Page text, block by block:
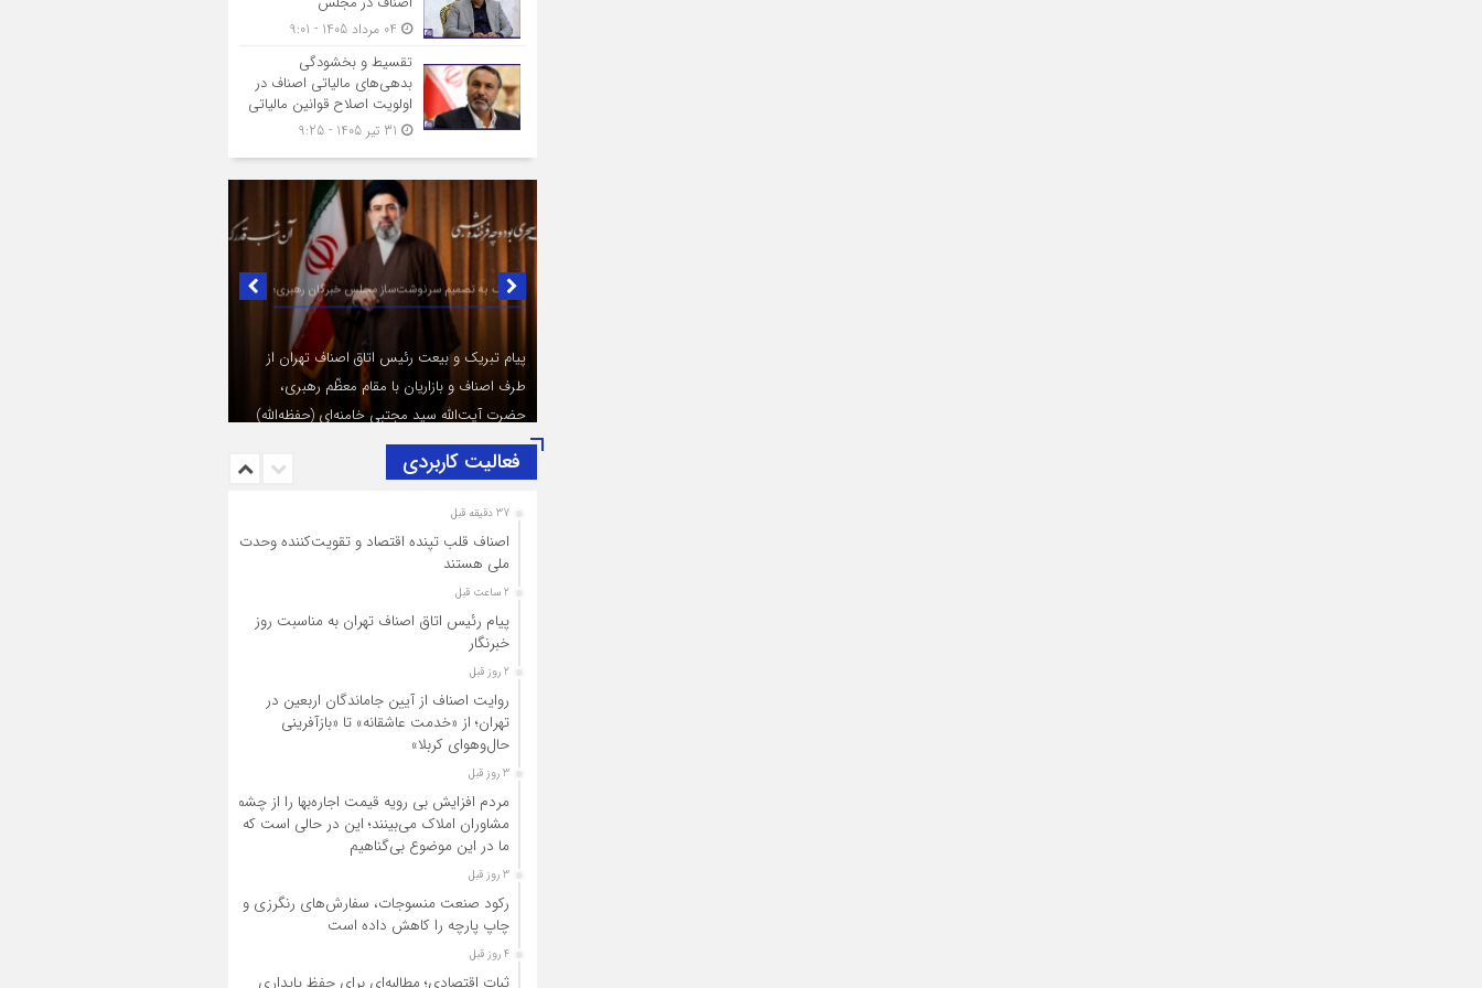
تقسیط و بخشودگی
بدهی‌های مالیاتی اصناف در
اولویت اصلاح قوانین مالیاتی
در لبیک به تصمیم سرنوشت‌ساز مجلس خبرگان رهبری؛
پیام تبریک و بیعت رئیس اتاق اصناف تهران از
طرف اصناف و بازاریان با مقام معظّم رهبری،
حضرت آیت‌الله سید مجتبی خامنه‌ای (حفظه‌الله)
فعالیت کاربردی
37 دقیقه قبل
اصناف قلب تپنده اقتصاد و تقویت‌کننده وحدت
ملی هستند
2 ساعت قبل
پیام رئیس اتاق اصناف تهران به مناسبت روز
خبرنگار
2 روز قبل
روایت اصناف از آیین جاماندگان اربعین در
تهران؛ از «خدمت عاشقانه» تا «بازآفرینی
حال‌وهوای کربلا»
3 روز قبل
مردم افزایش بی رویه قیمت اجاره‌بها را از چشم
مشاوران املاک می‌بینند؛ این در حالی است که
ما در این موضوع بی‌گناهیم
3 روز قبل
رکود صنعت منسوجات، سفارش‌های رنگرزی و
چاپ پارچه را کاهش داده است
4 روز قبل
ثبات اقتصادی؛ مطالبه‌ای برای حفظ پایداری